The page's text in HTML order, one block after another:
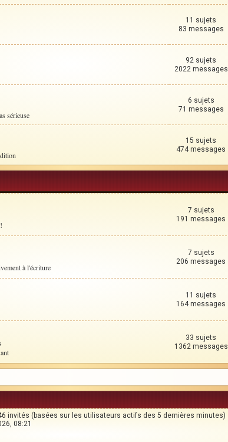
11 sujets
83 messages
92 sujets
2022 messages
sérieuse
6 sujets
71 messages
15 sujets
474 messages
7 sujets
191 messages
à l'écriture
7 sujets
206 messages
11 sujets
164 messages
33 sujets
1362 messages
invités (basées sur les utilisateurs actifs des 5 dernières minutes)
08:21